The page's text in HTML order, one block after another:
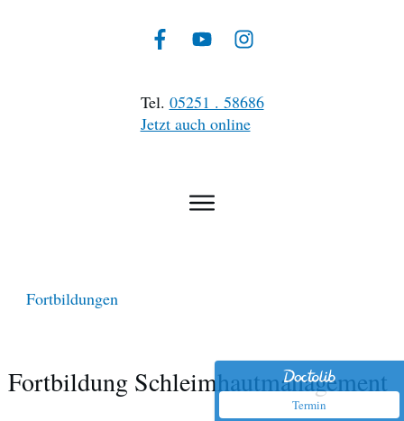
Termin
Tel. 05251 . 58686
Jetzt auch online
Fortbildungen
Fortbildung Schleimhautmanagement